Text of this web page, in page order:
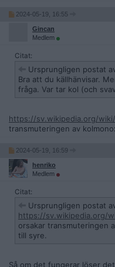
2024-05-19, 16:55
Gincan
Medlem
Citat:
Ursprungligen postat
Bra att du källhänvisar.
fråga. Var tar kol (och
https://sv.wikipedia.org/
transmuteringen av
2024-05-19, 16:59
henriko
Medlem
Citat:
Ursprungligen postat
https://sv.wikipedia.org/
orsakar transmuteringen
till syre.
Så om det fungerar löser